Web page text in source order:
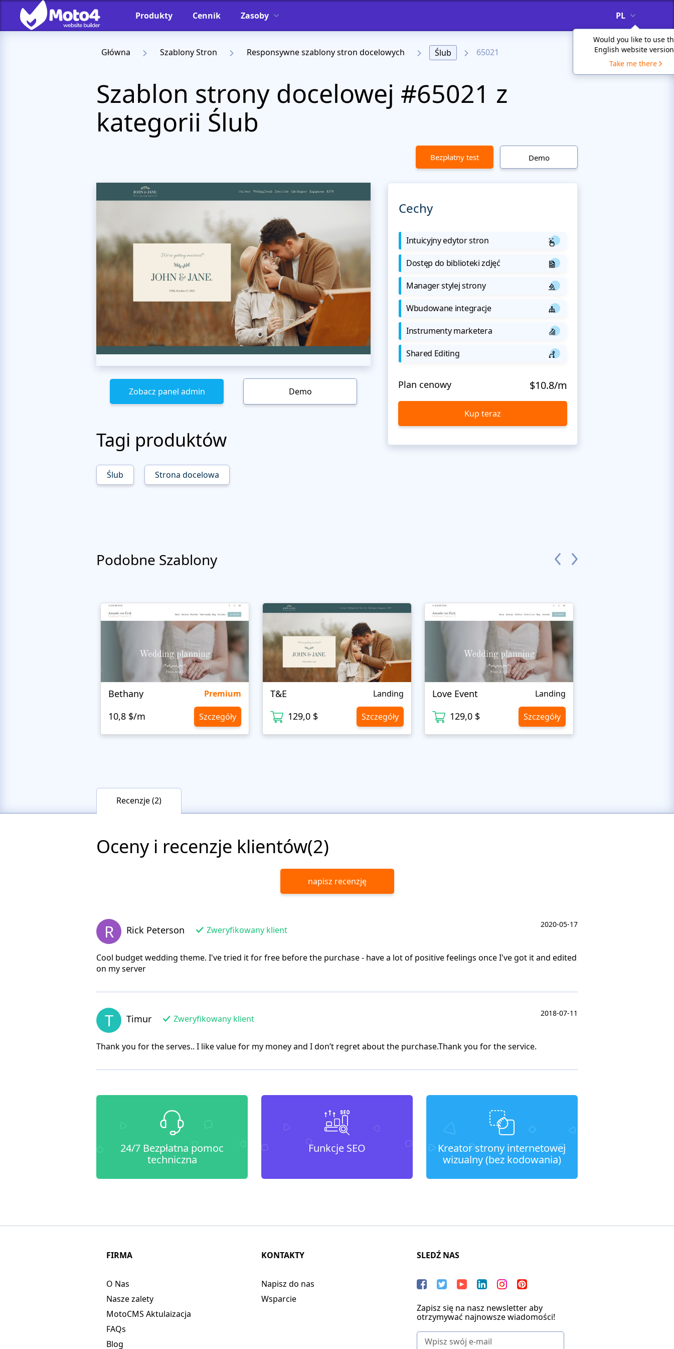
Produkty Cennik Zasoby PL
Would you like to use
English website
Take me there
Główna Szablony Stron Responsywne szablony stron docelowych Ślub 65021
Szablon strony docelowej #65021 z
kategorii Ślub
Bezpłatny test Demo
Zobacz panel admin Demo
Tagi produktów
Ślub Strona docelowa
Cechy
Intuicyjny edytor stron
Dostęp do biblioteki zdjęć
Manager stylej strony
Wbudowane integracje
Instrumenty marketera
Shared Editing
Plan cenowy $10.8/m
Kup teraz
Podobne Szablony
Bethany Premium
10,8 $/m Szczegóły
T&E Landing
129,0 $ Szczegóły
Love Event Landing
129,0 $ Szczegóły
Recenzje (2)
Oceny i recenzje klientów(2)
napisz recenzję
R Rick Peterson Zweryfikowany klient
2020-05-17
Cool budget wedding theme. I've tried it for free before the purchase - have a lot of positive feelings once I've got it and edited
on my server
T Timur Zweryfikowany klient
2018-07-11
Thank you for the serves.. I like value for my money and I don’t regret about the purchase.Thank you for the service.
24/7 Bezpłatna pomoc
techniczna
Funkcje SEO
Kreator strony internetowej
wizualny (bez kodowania)
FIRMA
O Nas
Nasze zalety
MotoCMS Aktulaizacja
FAQs
Blog
KONTAKTY
Napisz do nas
Wsparcie
SLEDŹ NAS
Zapisz się na nasz newsletter aby
otrzymywać najnowsze wiadomości!